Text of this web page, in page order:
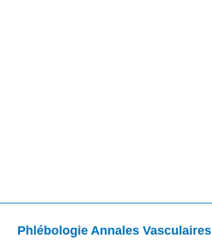
Phlébologie Annales Vasculaires